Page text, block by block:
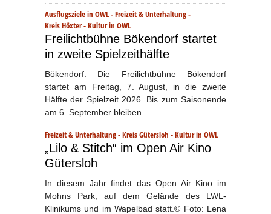
Ausflugsziele in OWL-Freizeit & Unterhaltung-
Kreis Höxter-Kultur in OWL
Freilichtbühne Bökendorf startet
in zweite Spielzeithälfte
Bökendorf. Die Freilichtbühne Bökendorf
startet am Freitag, 7. August, in die zweite
Hälfte der Spielzeit 2026. Bis zum Saisonende
am 6. September bleiben...
Freizeit & Unterhaltung-Kreis Gütersloh -Kultur in OWL
„Lilo & Stitch“ im Open Air Kino
Gütersloh
In diesem Jahr findet das Open Air Kino im
Mohns Park, auf dem Gelände des LWL-
Klinikums und im Wapelbad statt.© Foto: Lena